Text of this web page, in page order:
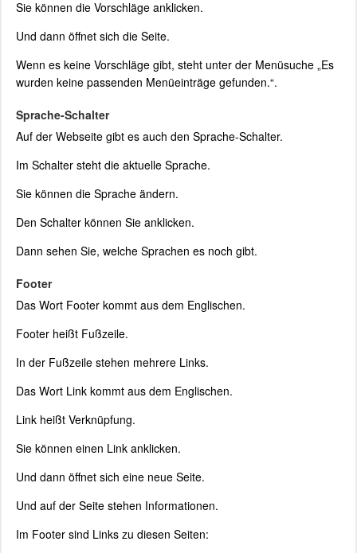
Sie können die Vorschläge anklicken.
Und dann öffnet sich die Seite.
Wenn es keine Vorschläge gibt, steht unter der Menüsuche „Es
wurden keine passenden Menüeinträge gefunden.“.
Sprache-Schalter
Auf der Webseite gibt es auch den Sprache-Schalter.
Im Schalter steht die aktuelle Sprache.
Sie können die Sprache ändern.
Den Schalter können Sie anklicken.
Dann sehen Sie, welche Sprachen es noch gibt.
Footer
Das Wort Footer kommt aus dem Englischen.
Footer heißt Fußzeile.
In der Fußzeile stehen mehrere Links.
Das Wort Link kommt aus dem Englischen.
Link heißt Verknüpfung.
Sie können einen Link anklicken.
Und dann öffnet sich eine neue Seite.
Und auf der Seite stehen Informationen.
Im Footer sind Links zu diesen Seiten: